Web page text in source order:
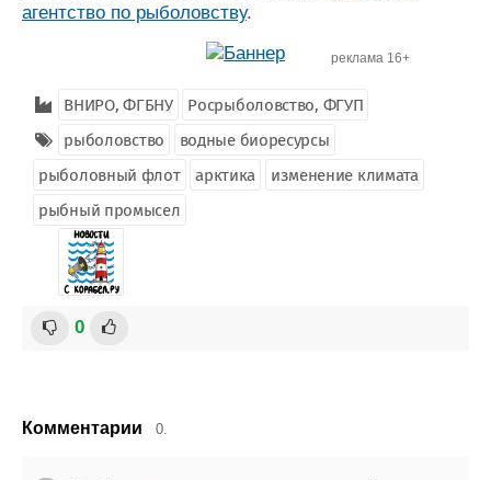
агентство по рыболовству.
реклама 16+
ВНИРО, ФГБНУ
Росрыболовство, ФГУП
рыболовство
водные биоресурсы
рыболовный флот
арктика
изменение климата
рыбный промысел
0
Комментарии 0.